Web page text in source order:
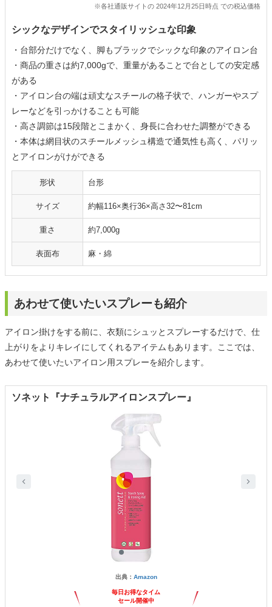
※各社通販サイトの 2024年12月25日時点 での税込価格
シックなデザインでスタイリッシュな印象
・台部分だけでなく、脚もブラックでシックな印象のアイロン台
・商品の重さは約7,000gで、重量があることで台としての安定感
がある
・アイロン台の端は頑丈なスチールの格子状で、ハンガーやスプ
レーなどを引っかけることも可能
・高さ調節は15段階とこまかく、身長に合わせた調整ができる
・本体は網目状のスチールメッシュ構造で通気性も高く、パリッ
とアイロンがけができる
形状 台形
サイズ 約幅116×奥行36×高さ32〜81cm
重さ 約7,000g
表面布 麻・綿
あわせて使いたいスプレーも紹介
アイロン掛けをする前に、衣類にシュッとスプレーするだけで、仕
上がりをよりキレイにしてくれるアイテムもあります。ここでは、
あわせて使いたいアイロン用スプレーを紹介します。
ソネット『ナチュラルアイロンスプレー』
出典： Amazon
毎日お得なタイム
セール開催中